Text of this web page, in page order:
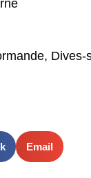
Dives-
Email